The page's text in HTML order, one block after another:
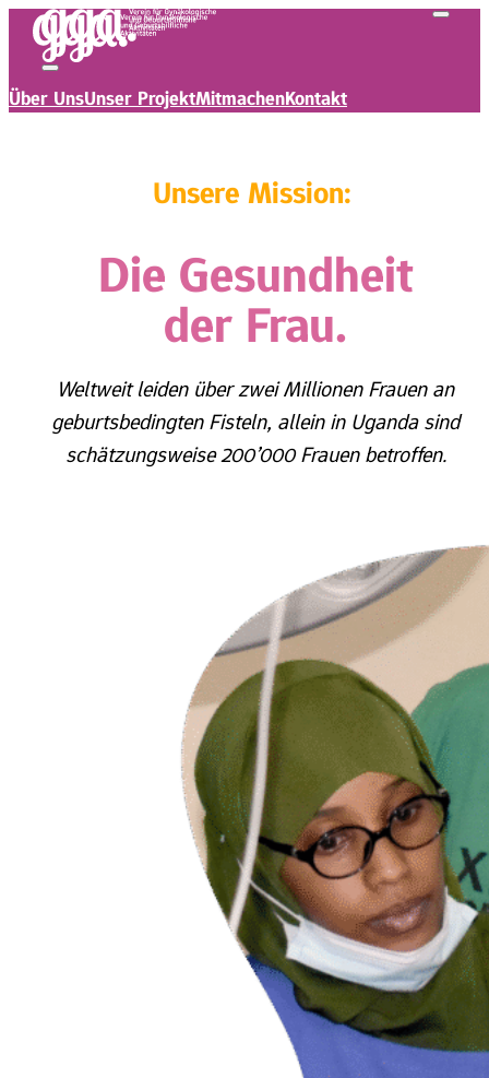
Über UnsUnser ProjektMitmachenKontakt
Unsere Mission:
Die Gesundheit
der Frau.
Weltweit leiden über zwei Millionen Frauen an
geburtsbedingten Fisteln, allein in Uganda sind
schätzungsweise 200’000 Frauen betroffen.